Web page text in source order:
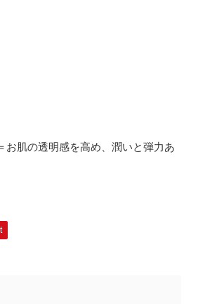
肌の透明感を高め、潤いと弾力あ